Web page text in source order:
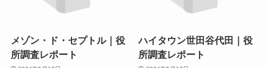
メゾン・ド・セプトル｜役
所調査レポート
ハイタウン世田谷代田｜役
所調査レポート